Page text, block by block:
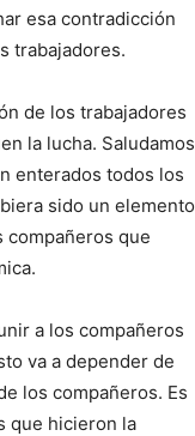
esa contradicción
trabajadores.
de los trabajadores
la lucha. Saludamos
enterados todos los
sido un elemento
compañeros que
a los compañeros
va a depender de
los compañeros. Es
que hicieron la